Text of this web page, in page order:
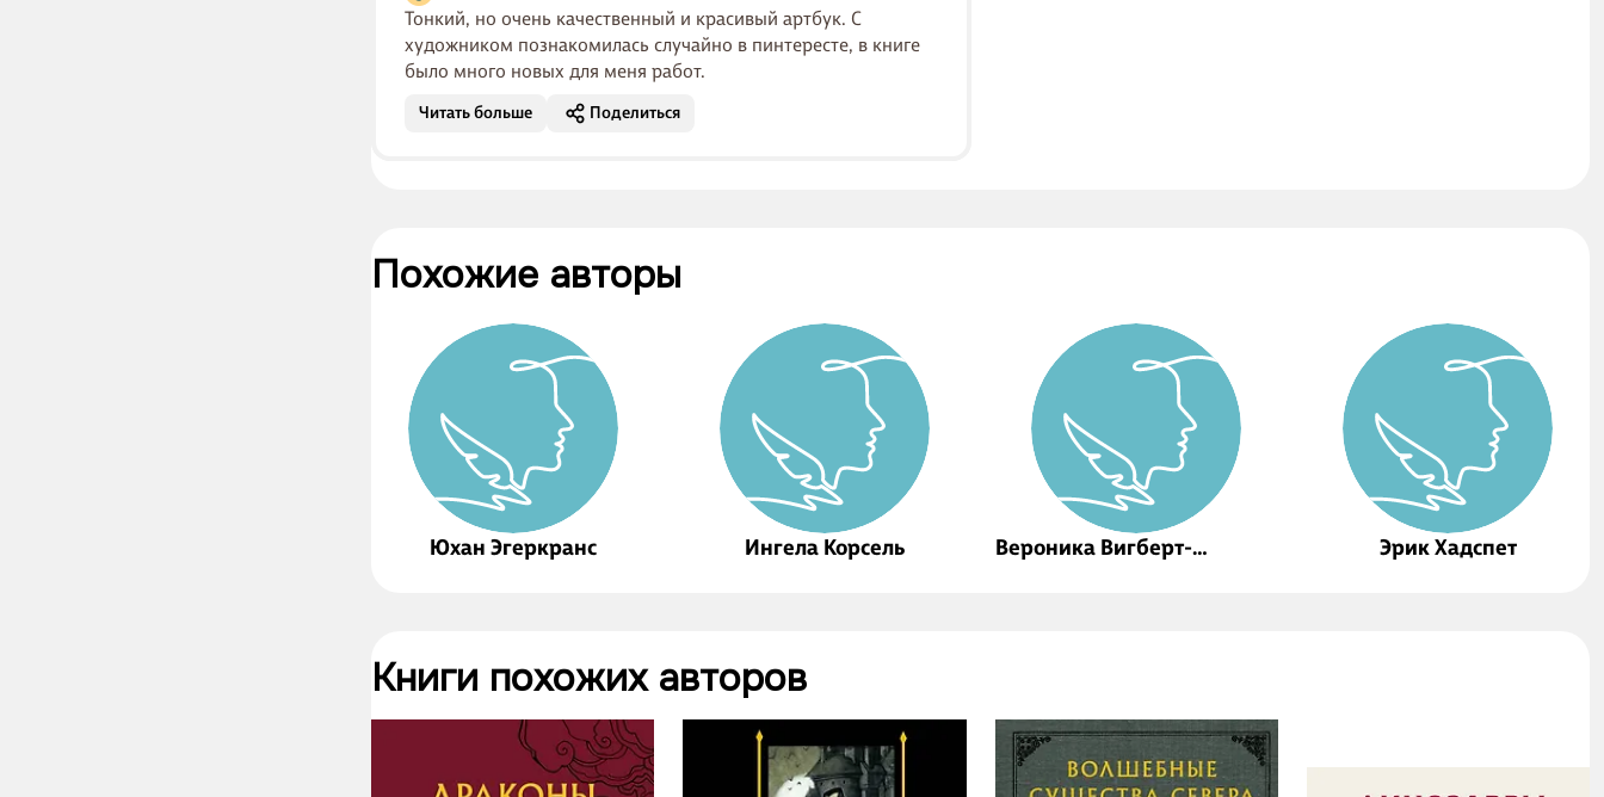
Тонкий, но очень качественный и красивый артбук. С
художником познакомилась случайно в пинтересте, в книге
было много новых для меня работ.
Читать больше Поделиться
Похожие авторы
Юхан Эгеркранс Ингела Корсель
Вероника Вигберт-
Эрик Хадспет
Книги похожих авторов